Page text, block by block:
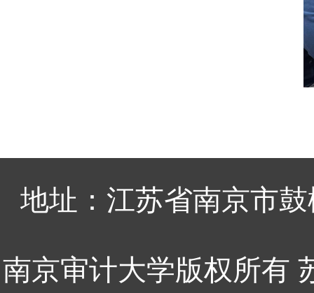
地址：江苏省南京市
南京审计大学版权所有